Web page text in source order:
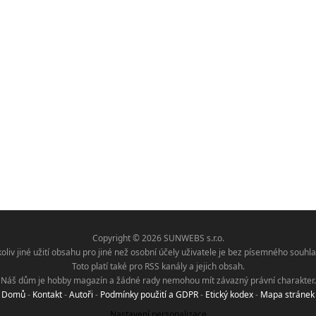
Copyright © 2026 SUNWEBS s.r.o.
jiné užití obsahu pro jiné než osobní účely uživatele je bez písemného
Toto platí také pro RSS kanály a jejich obsah.
Náš dům je hobby magazín a žádné rady nemohou mít závazný právní charakter.
Domů- Kontakt-Autoři - Podmínky použití a GDPR- Etický kodex- Mapa stránek